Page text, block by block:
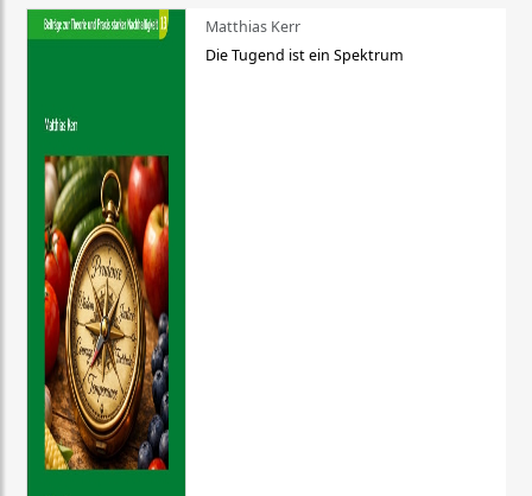
Matthias Kerr
Die Tugend ist ein Spektrum